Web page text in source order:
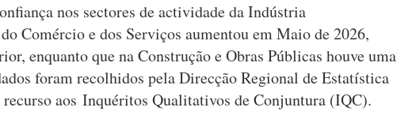
nos sectores de actividade da Indústria
Comércio e dos Serviços aumentou em Maio de 2026,
enquanto que na Construção e Obras Públicas houve uma
foram recolhidos pela Direcção Regional de Estatística
aos Inquéritos Qualitativos de Conjuntura (IQC).